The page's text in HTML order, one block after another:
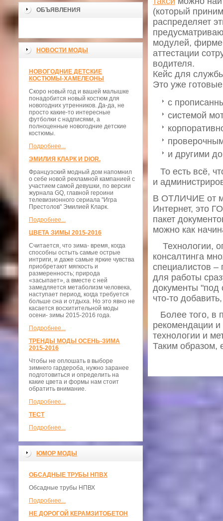
ОБЪЯВЛЕНИЯ
НОВОСТИ МОДЫ
НОВОГОДНИЕ ДЕТСКИЕ
КОСТЮМЫ-ХАМЕЛЕОНЫ
Скоро новый год и вашей малышке
понадобится новый костюм для
новогодних утренников. Да-да, не
просто какие-то интересные
футболки с надписями, а
полноценные новогодние детские
костюмы.
Подробнее...
ЭМИЛИЯ КЛАРК И DIOR.
Французский модный дом напомнил
о себе новой рекламной кампанией с
участием самой девушки, по версии
журнала GQ, главной героини
телевизионного сериала "Игра
Престолов" Эмилией Кларк.
Подробнее...
ЦВЕТА ЗИМЫ 2015-2016
Считается, что зима- время, когда
способны остыть самые острые
интриги, и даже самые яркие чувства
приобретают мягкость и
размеренность; природа
«засыпает», а вместе с ней
замедляется метаболизм человека,
наступает период, когда требуется
больше сна и отдыха. Но это явно не
касается восхитительной моды
осени- зимы 2015-2016 года.
Подробнее...
ТРЕНДЫ МОДЫ ОСЕНЬ-ЗИМА
2015-2016
Чтобы не оплошать в выборе
зимнего гардероба, нужно заранее
подготовиться и определить на
какие цвета и формы нам стоит
обратить внимание.
Подробнее...
ТЕСТ
Подробнее...
ЮМОР МОДЫ
ОБСАДНЫЕ ТРУБЫ НПВХ
Обсадные трубы НПВХ
Подробнее...
НЕ ДОРОГОЙ КЕРАМЗИТОБЕТОН
(который
распределяет
модулей,
аттестации
водителя.
Кейс для
Это уже
с
системой
и другими
То есть всё,
и
В ОТЛИЧИЕ от
Интернет, это
пакет
можно как
Технологии,
консалтинга
специалистов –
для работы
документы
что-то
Более того, в
рекомендации и
технологии и
Таким